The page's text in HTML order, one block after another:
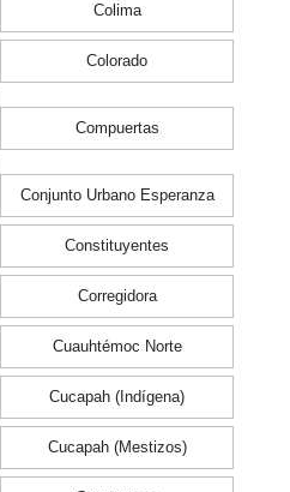
Colima
Colorado
Compuertas
Conjunto Urbano Esperanza
Constituyentes
Corregidora
Cuauhtémoc Norte
Cucapah (Indígena)
Cucapah (Mestizos)